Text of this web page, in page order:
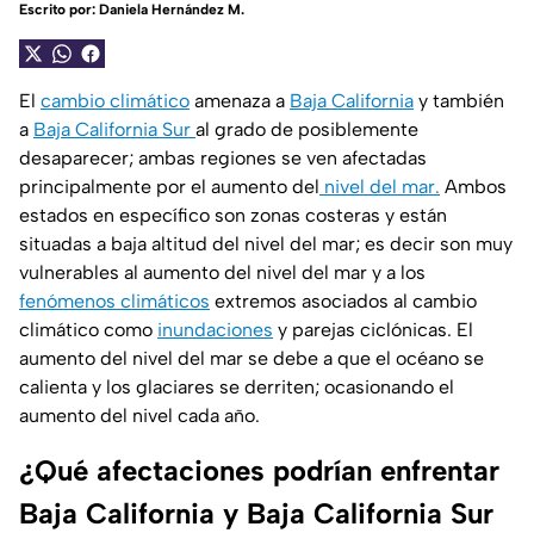
Escrito por: Daniela Hernández M.
El cambio climático amenaza a Baja California y también
a Baja California Sur al grado de posiblemente
desaparecer; ambas regiones se ven afectadas
principalmente por el aumento del nivel del mar. Ambos
estados en específico son zonas costeras y están
situadas a baja altitud del nivel del mar; es decir son muy
vulnerables al aumento del nivel del mar y a los
fenómenos climáticos extremos asociados al cambio
climático como inundaciones y parejas ciclónicas. El
aumento del nivel del mar se debe a que el océano se
calienta y los glaciares se derriten; ocasionando el
aumento del nivel cada año.
¿Qué afectaciones podrían enfrentar
Baja California y Baja California Sur